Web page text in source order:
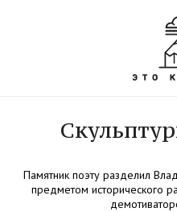
Памятник поэту разделил
предметом исторического